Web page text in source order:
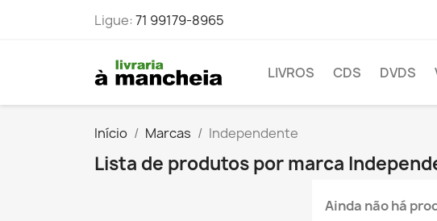
Ligue:71 99179-8965
LIVROS CDS DVDS
Início Marcas Independente
Lista de produtos por marca
Ainda não há